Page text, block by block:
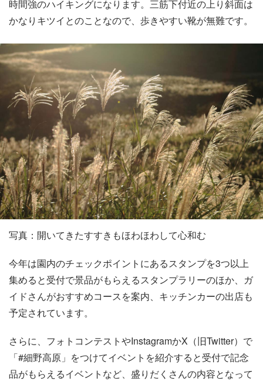
時間強のハイキングになります。三筋下付近の上り斜面は
かなりキツイとのことなので、歩きやすい靴が無難です。
写真：開いてきたすすきもほわほわして心和む
今年は園内のチェックポイントにあるスタンプを3つ以上
集めると受付で景品がもらえるスタンプラリーのほか、ガ
イドさんがおすすめコースを案内、キッチンカーの出店も
予定されています。
さらに、フォトコンテストやInstagramかX（旧Twitter）で
「#細野高原」をつけてイベントを紹介すると受付で記念
品がもらえるイベントなど、盛りだくさんの内容となって